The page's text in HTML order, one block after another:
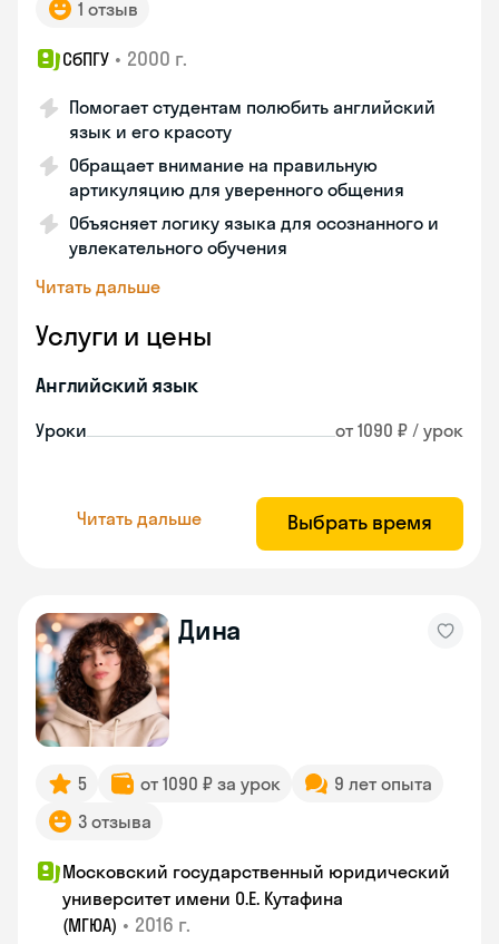
1 отзыв
СбПГУ • 2000 г.
Помогает студентам полюбить английский
язык и его красоту
Обращает внимание на правильную
артикуляцию для уверенного общения
Объясняет логику языка для осознанного и
увлекательного обучения
Читать дальше
Услуги и цены
Английский язык
Уроки от 1090 ₽ / урок
Читать дальше Выбрать время
Дина
5 от 1090 ₽ за урок
9 лет опыта
3 отзыва
Московский государственный юридический
университет имени О.Е. Кутафина
(МГЮА) • 2016 г.